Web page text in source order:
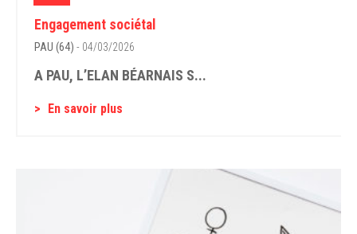
Engagement sociétal
PAU (64) - 04/03/2026
A PAU, L’ELAN BÉARNAIS S...
En savoir plus